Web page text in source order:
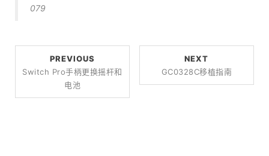
079
PREVIOUS
Switch Pro手柄更换摇杆和
电池
NEXT
GC0328C移植指南